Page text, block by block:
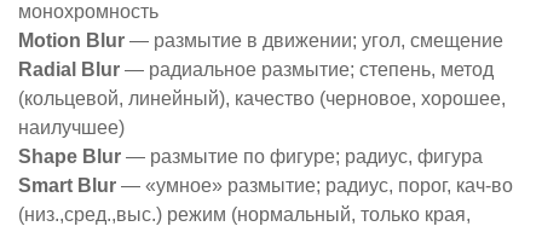
монохромность
Motion Blur — размытие в движении; угол, смещение
Radial Blur — радиальное размытие; степень, метод
(кольцевой, линейный), качество (черновое, хорошее,
наилучшее)
Shape Blur — размытие по фигуре; радиус, фигура
Smart Blur — «умное» размытие; радиус, порог, кач-во
(низ.,сред.,выс.) режим (нормальный, только края,